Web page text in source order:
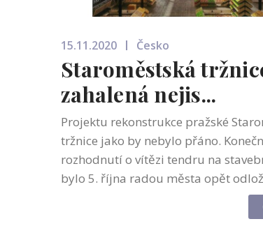
15.11.2020 Česko
Staroměstská
zahalená nejis...
Projektu rekonstrukce pražské
tržnice jako by nebylo přáno.
rozhodnutí o vítězi tendru na
bylo 5. října radou města opět
neurčito. Radním se mimo jiné
celková cena projektu vystoupala